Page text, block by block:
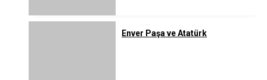
Enver Paşa ve Atatürk